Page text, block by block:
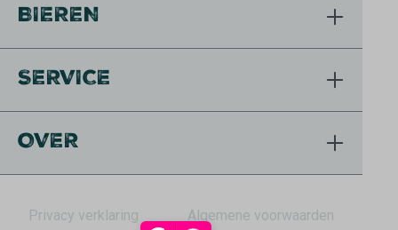
BIEREN
SERVICE
OVER
Privacy verklaring Algemene voorwaarden